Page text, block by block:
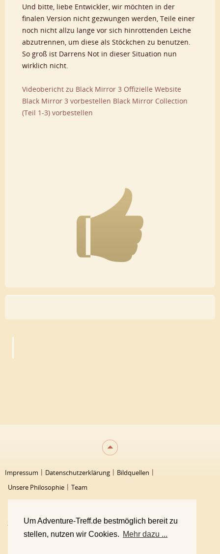
Um Adventure-Treff.de bestmöglich bereit zu
stellen, nutzen wir Cookies. Mehr dazu ...
Und bitte, liebe Entwickler, wir möchten in der
finalen Version nicht gezwungen werden, Teile einer
noch nicht allzu lange vor sich hinrottenden Leiche
abzutrennen, um diese als Stöckchen zu benutzen.
So groß ist Darrens Not in dieser Situation nun
wirklich nicht.
Videobericht zu Black Mirror 3 Offizielle Website
Black Mirror 3 vorbestellen Black Mirror Collection
(Teil 1-3) vorbestellen
Impressum Datenschutzerklärung
Bildquellen
Unsere Philosophie
Team
2000 - 2026 Adventure-Treff